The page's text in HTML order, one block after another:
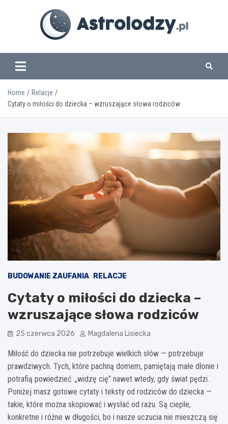
www.astrolodzy.pl
Home
Relacje
Cytaty o miłości do dziecka – wzruszające słowa rodziców
BUDOWANIE ZAUFANIA RELACJE
Cytaty o miłości do dziecka –
wzruszające słowa rodziców
25 czerwca 2026 Magdalena Lisiecka
Miłość do dziecka nie potrzebuje wielkich słów — potrzebuje
prawdziwych. Tych, które pachną domem, pamiętają małe dłonie i
potrafią powiedzieć: „widzę cię” nawet wtedy, gdy świat pędzi.
Poniżej masz gotowe cytaty i teksty od rodziców do dziecka —
takie, które można skopiować i wysłać od razu. Są ciepłe,
konkretne i różne w długości, bo i nasze uczucia nie mieszczą się